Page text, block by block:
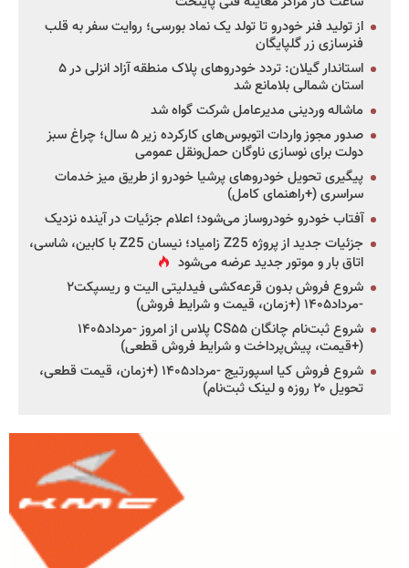
از تولید فنر خودرو تا تولد یک نماد بورسی؛ روایت سفر به قلب
فنرسازی زر گلپایگان
استاندار گیلان: تردد خودروهای پلاک منطقه آزاد انزلی در ۵
استان شمالی بلامانع شد
ماشاله وردینی مدیرعامل شرکت گواه شد
صدور مجوز واردات اتوبوس‌های کارکرده زیر ۵ سال؛ چراغ سبز
دولت برای نوسازی ناوگان حمل‌ونقل عمومی
پیگیری تحویل خودروهای پرشیا خودرو از طریق میز خدمات
سراسری (+راهنمای کامل)
آفتاب خودرو خودروساز می‌شود؛ اعلام جزئیات در آینده نزدیک
جزئیات جدید از پروژه Z25 زامیاد؛ نیسان Z25 با کابین، شاسی،
اتاق بار و موتور جدید عرضه می‌شود
شروع فروش بدون قرعه‌کشی فیدلیتی الیت و ریسپکت۲
-مرداد۱۴۰۵ (+زمان، قیمت و شرایط فروش)
شروع ثبت‌نام چانگان CS۵۵ پلاس از امروز -مرداد۱۴۰۵
(+قیمت، پیش‌پرداخت و شرایط فروش قطعی)
شروع فروش کیا اسپورتیج -مرداد۱۴۰۵ (+زمان، قیمت قطعی،
تحویل ۲۰ روزه و لینک ثبت‌نام)